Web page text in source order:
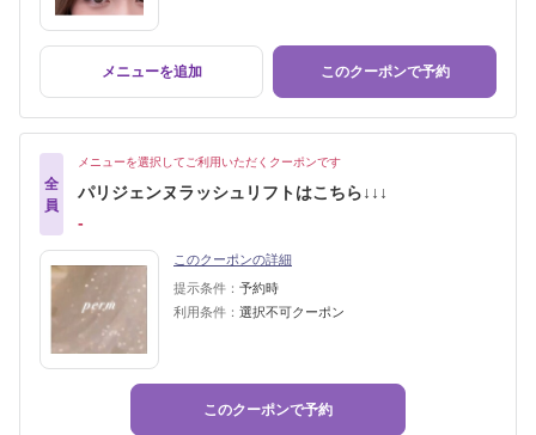
メニューを追加 このクーポンで予約
全
員
メニューを選択してご利用いただくクーポンです
パリジェンヌラッシュリフトはこちら↓↓↓
‐
このクーポンの詳細
提示条件： 予約時
利用条件： 選択不可クーポン
このクーポンで予約